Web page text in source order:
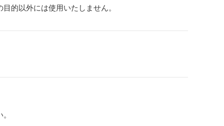
的以外には使用いたしません。